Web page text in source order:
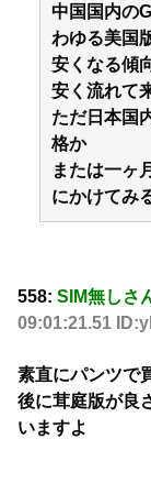
中国国内の
わゆる美国
安くなる傾
安く流れて
ただ日本国
格か
または一ヶ
にかけてみ
558: SIM無しさ
09:01:21.51
素直にパンツで
後に茸庭版が良
いますよ